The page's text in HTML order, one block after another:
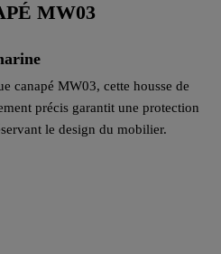
MW03
canapé MW03, cette housse de
précis garantit une protection
le design du mobilier.